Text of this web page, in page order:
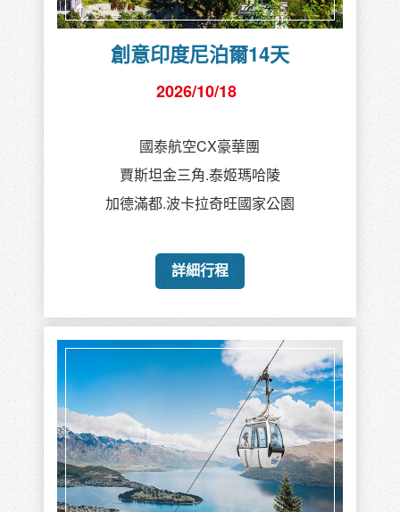
創意印度尼泊爾14天
2026/10/18
國泰航空CX豪華團
賈斯坦金三角.泰姬瑪哈陵
加德滿都.波卡拉奇旺國家公園
詳細行程